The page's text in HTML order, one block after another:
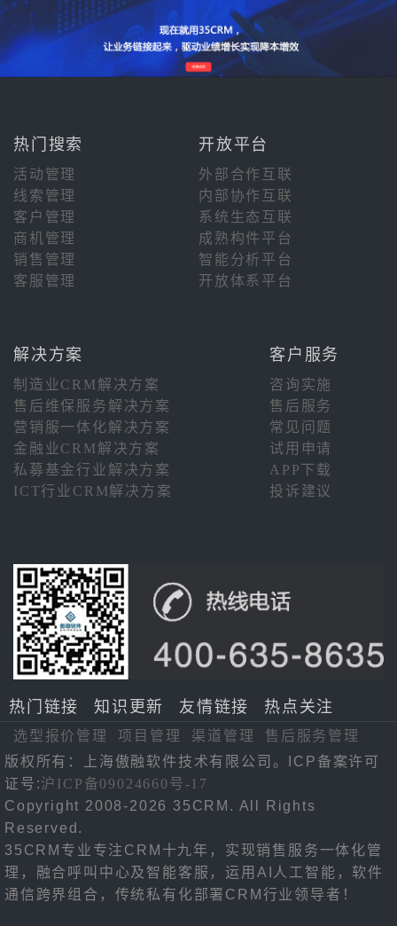
热门搜索 开放平台
活动管理
外部合作互联
线索管理
内部协作互联
客户管理
系统生态互联
商机管理
成熟构件平台
销售管理
智能分析平台
客服管理
开放体系平台
解决方案 客户服务
制造业CRM解决方案
咨询实施
售后维保服务解决方案
售后服务
营销服一体化解决方案
常见问题
金融业CRM解决方案
试用申请
私募基金行业解决方案
APP下载
ICT行业CRM解决方案
投诉建议
热门链接 知识更新 友情链接 热点关注
选型报价管理 项目管理 渠道管理
售后服务管理
版权所有：上海傲融软件技术有限公司。ICP备案许可
证号:沪ICP备09024660号-17
Copyright 2008-2026 35CRM. All Rights
Reserved.
35CRM专业专注CRM十九年，实现销售服务一体化管
理，融合呼叫中心及智能客服，运用AI人工智能，软件
通信跨界组合，传统私有化部署CRM行业领导者！